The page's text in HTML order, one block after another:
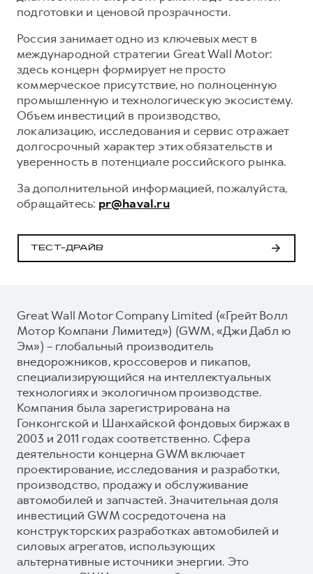
подготовки и ценовой прозрачности.
Россия занимает одно из ключевых мест в
международной стратегии Great Wall Motor:
здесь концерн формирует не просто
коммерческое присутствие, но полноценную
промышленную и технологическую экосистему.
Объем инвестиций в производство,
локализацию, исследования и сервис отражает
долгосрочный характер этих обязательств и
уверенность в потенциале российского рынка.
За дополнительной информацией, пожалуйста,
обращайтесь: pr@haval.ru
ТЕСТ-ДРАЙВ
Great Wall Motor Company Limited («Грейт Волл
Мотор Компани Лимитед») (GWM, «Джи Дабл ю
Эм») – глобальный производитель
внедорожников, кроссоверов и пикапов,
специализирующийся на интеллектуальных
технологиях и экологичном производстве.
Компания была зарегистрирована на
Гонконгской и Шанхайской фондовых биржах в
2003 и 2011 годах соответственно. Сфера
деятельности концерна GWM включает
проектирование, исследования и разработки,
производство, продажу и обслуживание
автомобилей и запчастей. Значительная доля
инвестиций GWM сосредоточена на
конструкторских разработках автомобилей и
силовых агрегатов, использующих
альтернативные источники энергии. Это